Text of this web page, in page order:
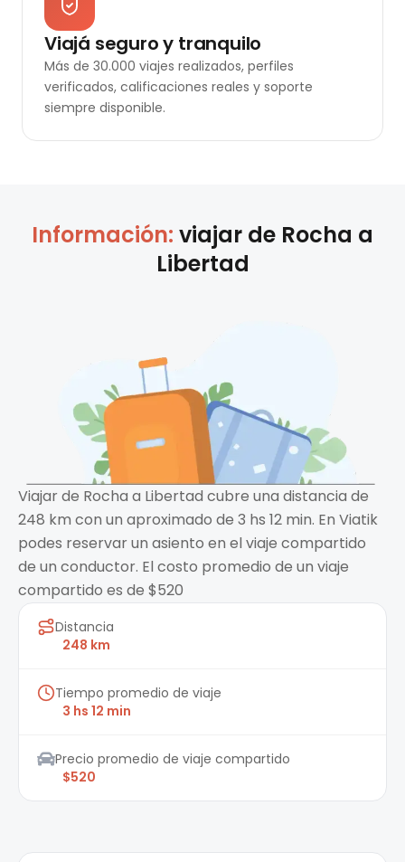
Viajá seguro y tranquilo
Más de 30.000 viajes realizados, perfiles
verificados, calificaciones reales y soporte
siempre disponible.
Información: viajar de Rocha a
Libertad
Viajar de Rocha a Libertad cubre una distancia de
248 km con un aproximado de 3 hs 12 min. En Viatik
podes reservar un asiento en el viaje compartido
de un conductor. El costo promedio de un viaje
compartido es de $520
Distancia
248 km
Tiempo promedio de viaje
3 hs 12 min
Precio promedio de viaje compartido
$520